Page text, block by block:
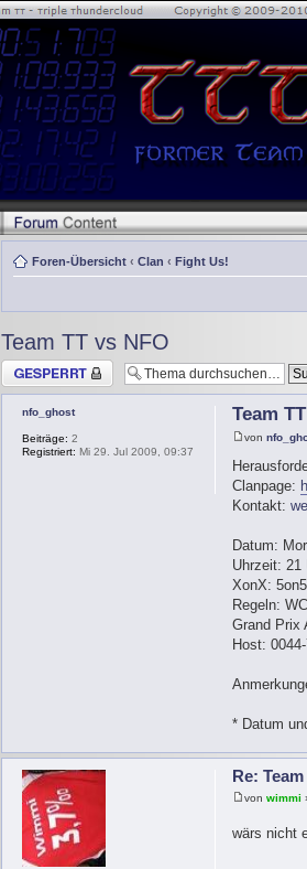
Foren-Übersicht ‹ Clan ‹ Fight Us!
Team TT vs NFO
Thema gesperrt
Team
von
Clanpage:
Kontakt:
Datum:
Uhrzeit: 21
XonX: 5on5
Regeln:
Grand Prix
Host:
* Datum
nfo_ghost
Beiträge: 2
Registriert: Mi 29. Jul 2009, 09:37
Re:
vonwimmi
wärs nicht